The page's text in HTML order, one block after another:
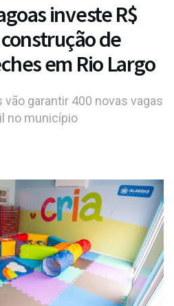
investe R$
de
em Rio Largo
garantir 400 novas vagas
no município